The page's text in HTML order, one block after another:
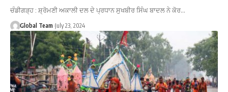
ਚੰਡੀਗੜ੍ਹ : ਸ਼੍ਰੋਮਣੀ ਅਕਾਲੀ ਦਲ ਦੇ ਪ੍ਰਧਾਨ ਸੁਖਬੀਰ ਸਿੰਘ ਬਾਦਲ ਨੇ ਕੋਰ…
Global Team July 23, 2024